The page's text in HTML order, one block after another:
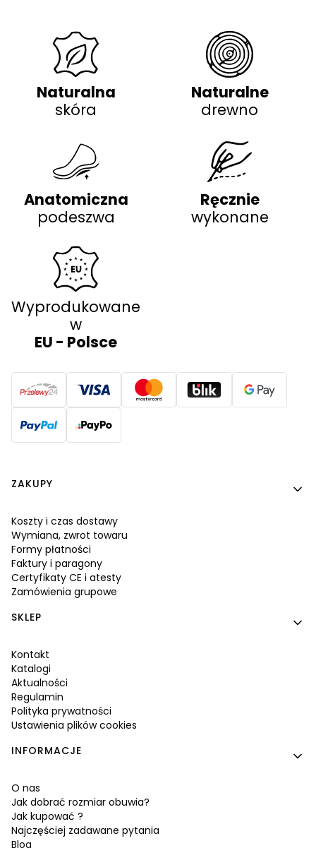
Naturalna
skóra
Naturalne
drewno
Anatomiczna
podeszwa
Ręcznie
wykonane
Wyprodukowane
w
EU - Polsce
Linki w stopce
ZAKUPY
Koszty i czas dostawy
Wymiana, zwrot towaru
Formy płatności
Faktury i paragony
Certyfikaty CE i atesty
Zamówienia grupowe
SKLEP
Kontakt
Katalogi
Aktualności
Regulamin
Polityka prywatności
Ustawienia plików cookies
INFORMACJE
O nas
Jak dobrać rozmiar obuwia?
Jak kupować ?
Najczęściej zadawane pytania
Blog